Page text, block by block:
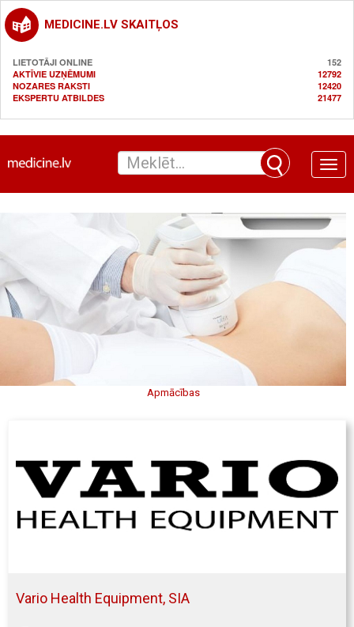
MEDICINE.LV SKAITĻOS
LIETOTĀJI ONLINE
152
AKTĪVIE UZŅĒMUMI
12792
NOZARES RAKSTI
12420
EKSPERTU ATBILDES
21477
Toggle
Apmācības
Vario Health Equipment, SIA